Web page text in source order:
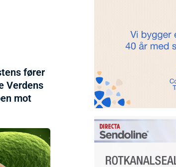
fører
Verdens
mot